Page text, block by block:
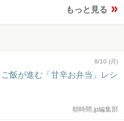
もっと見る
8/10 (月)
飯が進む「甘辛お弁当」レシ
朝時間.jp編集部